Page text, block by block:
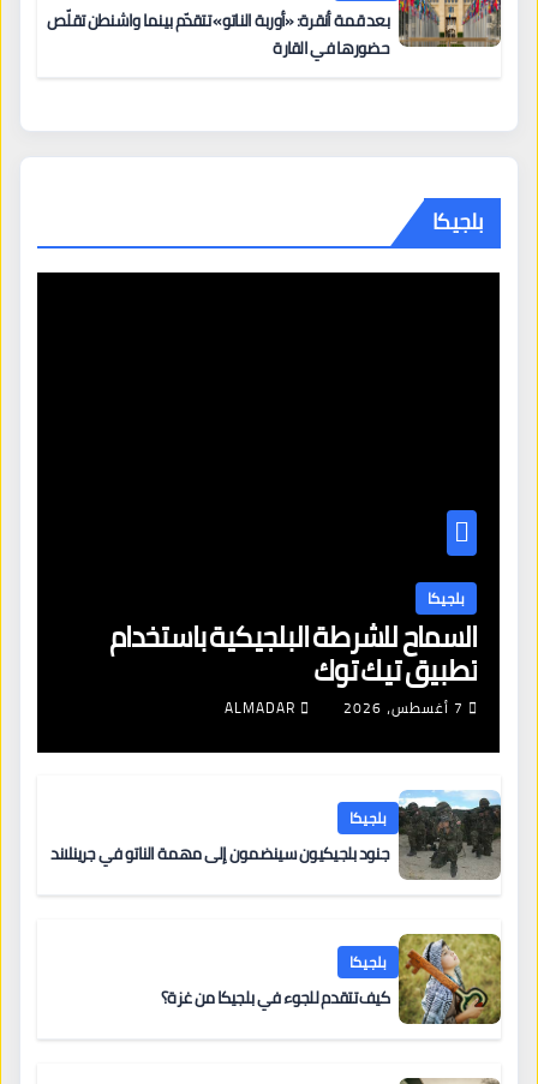
بعد قمة أنقرة: «أوربة الناتو» تتقدّم بينما واشنطن تقلّص
حضورها في القارة
بلجيكا
بلجيكا
السماح للشرطة البلجيكية باستخدام
تطبيق تيك توك
7 أغسطس، 2026 ALMADAR
بلجيكا
جنود بلجيكيون سينضمون إلى مهمة الناتو في جرينلاند
بلجيكا
كيف تتقدم للجوء في بلجيكا من غزة؟